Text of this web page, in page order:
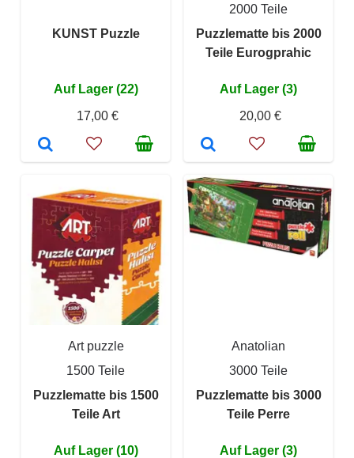
KUNST Puzzle
Auf Lager (22)
17,00 €
2000 Teile
Puzzlematte bis 2000
Teile Eurogprahic
Auf Lager (3)
20,00 €
Art puzzle
1500 Teile
Puzzlematte bis 1500
Teile Art
Auf Lager (10)
Anatolian
3000 Teile
Puzzlematte bis 3000
Teile Perre
Auf Lager (3)